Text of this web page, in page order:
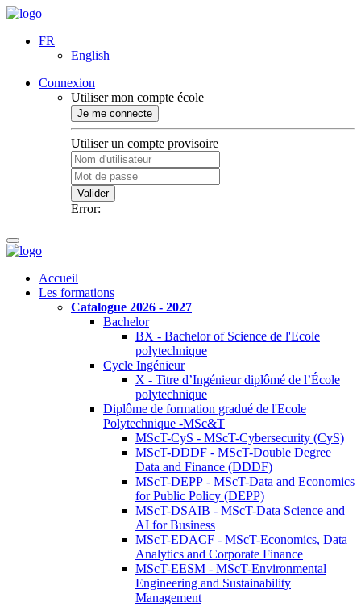
FR
English
Connexion
Utiliser mon compte école
Je me connecte
Utiliser un compte provisoire
Valider
Error:
Accueil
Les formations
Catalogue 2026 - 2027
Bachelor
BX - Bachelor of Science de l'Ecole
polytechnique
Cycle Ingénieur
X - Titre d’Ingénieur diplômé de l’École
polytechnique
Diplôme de formation gradué de l'Ecole
Polytechnique -MSc&T
MScT-CyS - MScT-Cybersecurity (CyS)
MScT-DDDF - MScT-Double Degree
Data and Finance (DDDF)
MScT-DEPP - MScT-Data and Economics
for Public Policy (DEPP)
MScT-DSAIB - MScT-Data Science and
AI for Business
MScT-EDACF - MScT-Economics, Data
Analytics and Corporate Finance
MScT-EESM - MScT-Environmental
Engineering and Sustainability
Management